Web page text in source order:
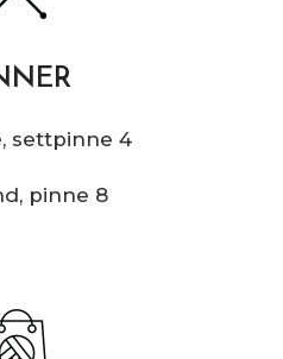
settpinne 4
pinne 8